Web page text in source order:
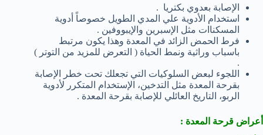
الإصابة بعدوي بكتريا .
استخدام الأدوية علي المدي الطويل خصوصاً أدوية
المسكناات مثل الإسبرين والإيبووفين .
فرط الحمض الزائد في المعدة وهذا يكون مرتبط
باسباب وراثية ونمط الحياة ( التعرض للمزيد من التوتر )
.
اللجوء لبعض السلوكيات التي تجعلك تحت خطر الإصابة
بقرحة المعدة مثل التدخين، الإستخدام المتكرر لأدوية
الربو، التاريخ العائلي للإصابة بقرحة المعدة .
أعراض قرحة المعدة :